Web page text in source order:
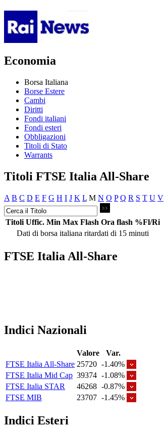
Economia
Borsa Italiana
Borse Estere
Cambi
Diritti
Fondi italiani
Fondi esteri
Obbligazioni
Titoli di Stato
Warrants
Titoli FTSE Italia All-Share
A B C D E F G H I J K L M N O P Q R S T U V
Titoli Uffic. Min Max Flash Ora flash %Fl/Ri
Dati di borsa italiana ritardati di 15 minuti
FTSE Italia All-Share
Indici Nazionali
Valore
Var.
FTSE Italia All-Share 25720 -1.40%
FTSE Italia Mid Cap 39374 -1.08%
FTSE Italia STAR
46268 -0.87%
FTSE MIB
23707 -1.45%
Indici Esteri